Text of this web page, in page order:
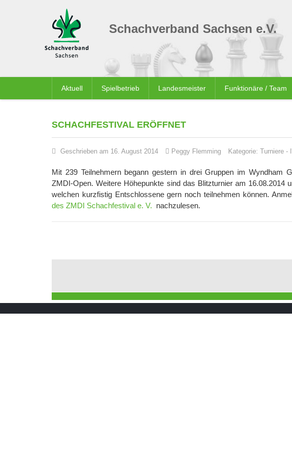
Schachverband Sachsen e.V.
Aktuell Spielbetrieb Landesmeister Funktionäre / Team
SCHACHFESTIVAL ERÖFFNET
Geschrieben am 16. August 2014 Peggy Flemming Kategorie: Turniere -
Mit 239 Teilnehmern begann gestern in drei Gruppen im Wyndham
ZMDI-Open. Weitere Höhepunkte sind das Blitzturnier am 16.08.2014
welchen kurzfistig Entschlossene gern noch teilnehmen können.
des ZMDI Schachfestival e. V. nachzulesen.